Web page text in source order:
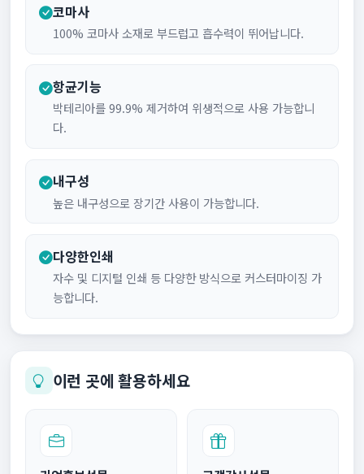
코마사
100% 코마사 소재로 부드럽고 흡수력이 뛰어납니다.
항균기능
박테리아를 99.9% 제거하여 위생적으로 사용 가능합니
다.
내구성
높은 내구성으로 장기간 사용이 가능합니다.
다양한인쇄
자수 및 디지털 인쇄 등 다양한 방식으로 커스터마이징 가
능합니다.
이런 곳에 활용하세요